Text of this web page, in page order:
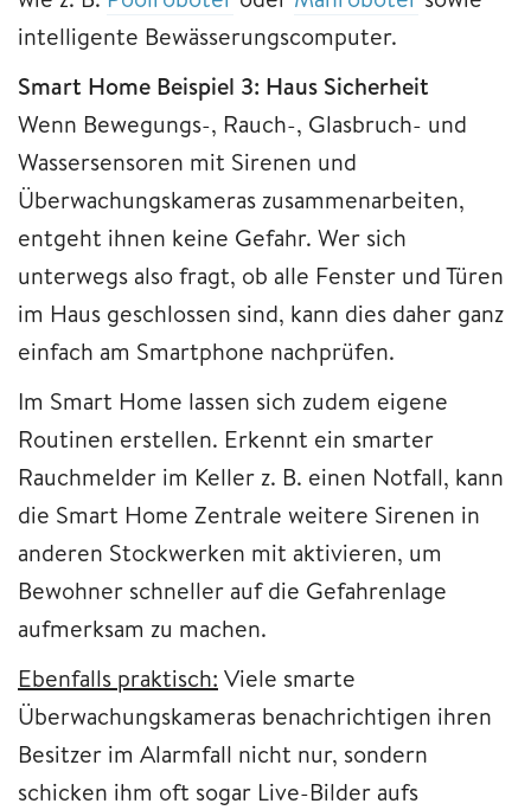
intelligente Bewässerungscomputer.
Smart Home Beispiel 3: Haus Sicherheit
Wenn Bewegungs-, Rauch-, Glasbruch- und
Wassersensoren mit Sirenen und
Überwachungskameras zusammenarbeiten,
entgeht ihnen keine Gefahr. Wer sich
unterwegs also fragt, ob alle Fenster und Türen
im Haus geschlossen sind, kann dies daher ganz
einfach am Smartphone nachprüfen.
Im Smart Home lassen sich zudem eigene
Routinen erstellen. Erkennt ein smarter
Rauchmelder im Keller z. B. einen Notfall, kann
die Smart Home Zentrale weitere Sirenen in
anderen Stockwerken mit aktivieren, um
Bewohner schneller auf die Gefahrenlage
aufmerksam zu machen.
Ebenfalls praktisch: Viele smarte
Überwachungskameras benachrichtigen ihren
Besitzer im Alarmfall nicht nur, sondern
schicken ihm oft sogar Live-Bilder aufs